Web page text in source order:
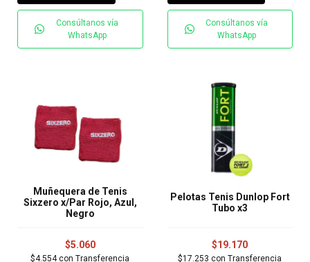
Consúltanos vía
WhatsApp
Consúltanos vía
WhatsApp
Muñequera de Tenis
Sixzero x/Par Rojo, Azul,
Negro
$5.060
$4.554con Transferencia
Pelotas Tenis Dunlop Fort
Tubo x3
$19.170
$17.253con Transferencia